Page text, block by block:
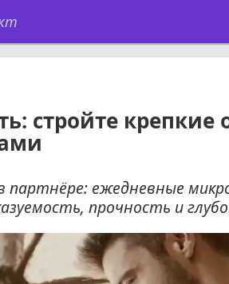
стройте крепкие
ежедневные
прочность и